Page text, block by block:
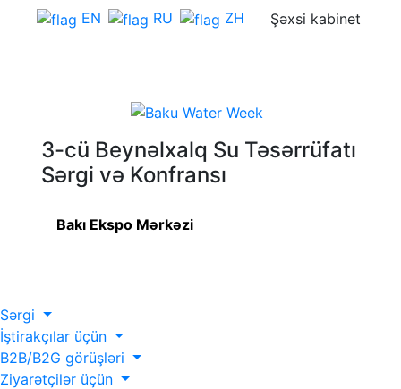
EN RU ZH Şəxsi kabinet
3-cü Beynəlxalq Su Təsərrüfatı
Sərgi və Konfransı
Bakı Ekspo Mərkəzi
Sərgi
İştirakçılar üçün
B2B/B2G görüşləri
Ziyarətçilər üçün